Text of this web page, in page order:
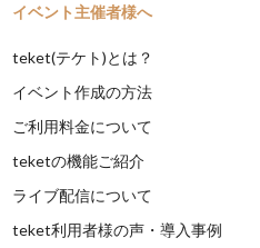
イベント主催者様へ
teket(テケト)とは？
イベント作成の方法
ご利用料金について
teketの機能ご紹介
ライブ配信について
teket利用者様の声・導入事例